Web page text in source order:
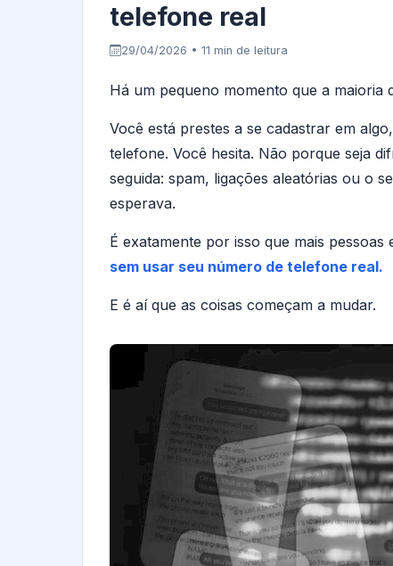
telefone real
29/04/2026 • 11 min de leitura
Há um pequeno momento que a maioria
Você está prestes a se cadastrar em
telefone. Você hesita. Não porque seja
seguida: spam, ligações aleatórias ou o
esperava.
É exatamente por isso que mais
sem usar seu número de telefone real.
E é aí que as coisas começam a mudar.